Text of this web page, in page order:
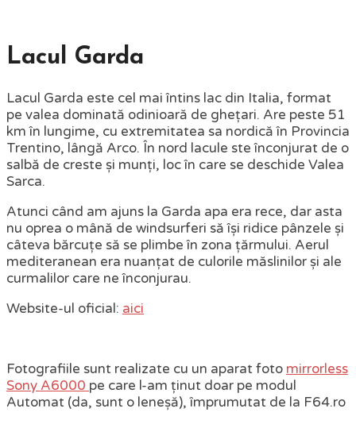
Lacul Garda
Lacul Garda este cel mai întins lac din Italia, format
pe valea dominată odinioară de ghețari. Are peste 51
km în lungime, cu extremitatea sa nordică în Provincia
Trentino, lângă Arco. În nord lacule ste înconjurat de o
salbă de creste și munți, loc în care se deschide Valea
Sarca.
Atunci când am ajuns la Garda apa era rece, dar asta
nu oprea o mână de windsurferi să își ridice pânzele și
câteva bărcuțe să se plimbe în zona țărmului. Aerul
mediteranean era nuanțat de culorile măslinilor și ale
curmalilor care ne înconjurau.
Website-ul oficial: aici
Fotografiile sunt realizate cu un aparat foto mirrorless
Sony A6000 pe care l-am ținut doar pe modul
Automat (da, sunt o leneșă), împrumutat de la F64.ro